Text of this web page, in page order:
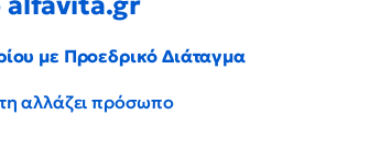
με Προεδρικό Διάταγμα
αλλάζει πρόσωπο